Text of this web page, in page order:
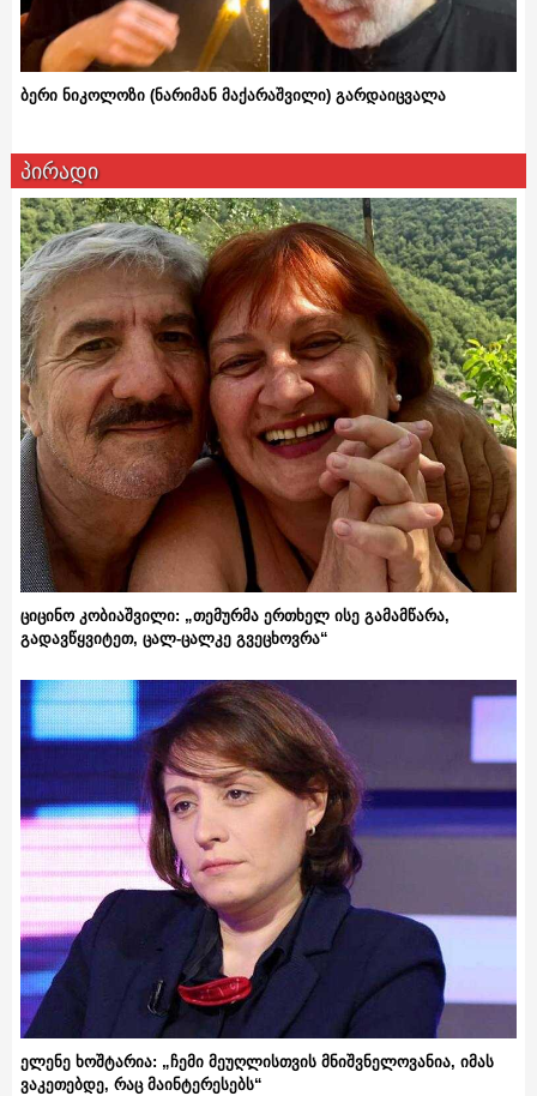
ბერი ნიკოლოზი (ნარიმან მაქარაშვილი) გარდაიცვალა
პირადი
ციცინო კობიაშვილი: „თემურმა ერთხელ ისე გამამწარა,
გადავწყვიტეთ, ცალ-ცალკე გვეცხოვრა“
ელენე ხოშტარია: „ჩემი მეუღლისთვის მნიშვნელოვანია, იმას
ვაკეთებდე, რაც მაინტერესებს“